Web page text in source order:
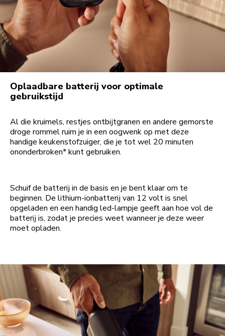
Oplaadbare batterij voor optimale
gebruikstijd
Al die kruimels, restjes ontbijtgranen en andere gemorste
droge rommel ruim je in een oogwenk op met deze
handige keukenstofzuiger, die je tot wel 20 minuten
ononderbroken* kunt gebruiken.
Schuif de batterij in de basis en je bent klaar om te
beginnen. De lithium-ionbatterij van 12 volt is snel
opgeladen en een handig led-lampje geeft aan hoe vol de
batterij is, zodat je precies weet wanneer je deze weer
moet opladen.